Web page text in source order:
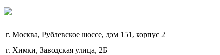
г. Москва, Рублевское шоссе, дом 151, корпус 2
г. Химки, Заводская улица, 2Б